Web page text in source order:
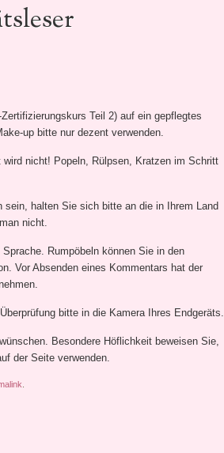
Teil 2) auf ein gepflegtes
up bitte nur dezent verwenden.
nicht! Popeln, Rülpsen, Kratzen im Schritt
halten Sie sich bitte an die in Ihrem Land
nicht.
Rumpöbeln können Sie in den
Vor Absenden eines Kommentars hat der
bitte in die Kamera Ihres Endgeräts.
Besondere Höflichkeit beweisen Sie,
der Seite verwenden.